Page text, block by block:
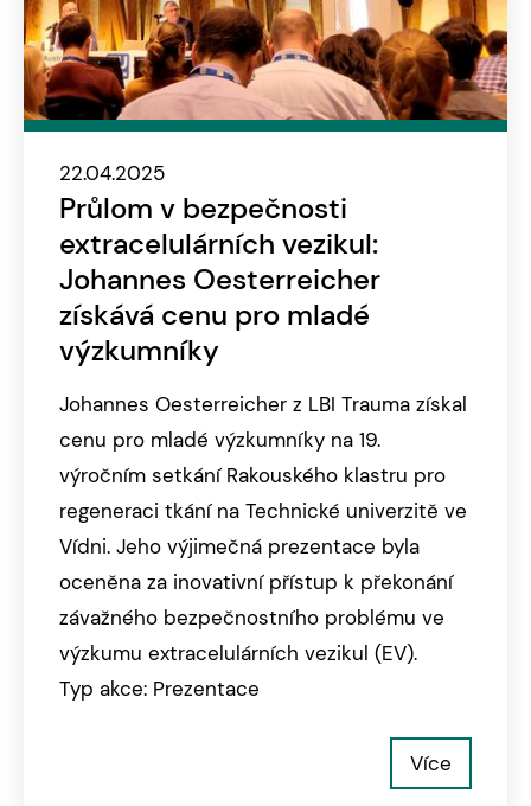
22.04.2025
Průlom v bezpečnosti
extracelulárních vezikul:
Johannes Oesterreicher
získává cenu pro mladé
výzkumníky
Johannes Oesterreicher z LBI Trauma získal
cenu pro mladé výzkumníky na 19.
výročním setkání Rakouského klastru pro
regeneraci tkání na Technické univerzitě ve
Vídni. Jeho výjimečná prezentace byla
oceněna za inovativní přístup k překonání
závažného bezpečnostního problému ve
výzkumu extracelulárních vezikul (EV).
Typ akce: Prezentace
Více